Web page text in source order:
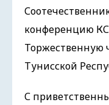
конференцию
Торжественную
Тунисской
С